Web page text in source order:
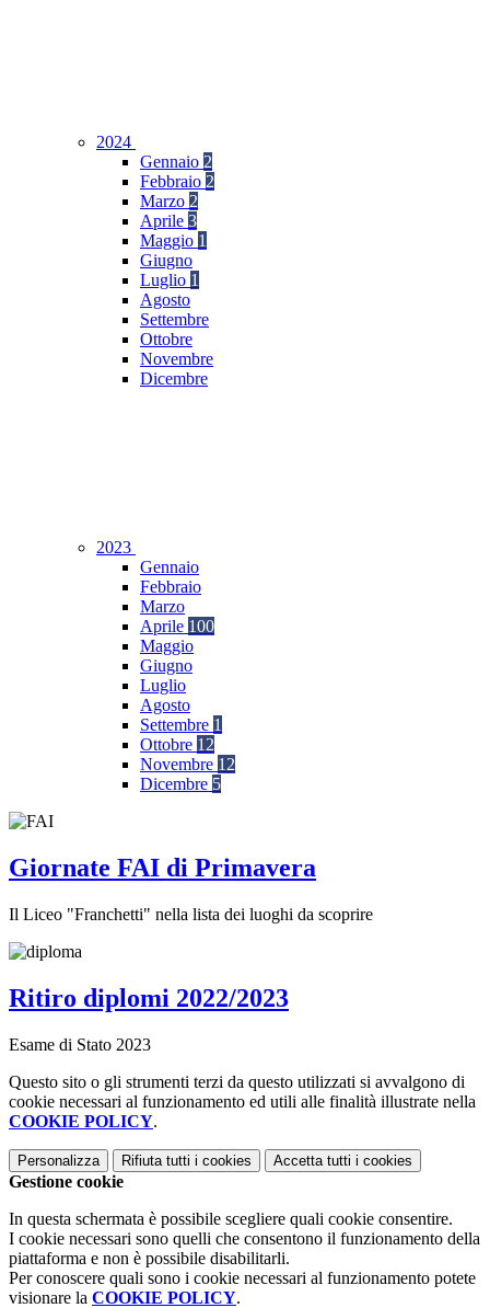
2024
Gennaio 2
Febbraio 2
Marzo 2
Aprile 3
Maggio 1
Giugno
Luglio 1
Agosto
Settembre
Ottobre
Novembre
Dicembre
2023
Gennaio
Febbraio
Marzo
Aprile 100
Maggio
Giugno
Luglio
Agosto
Settembre 1
Ottobre 12
Novembre 12
Dicembre 5
Giornate FAI di Primavera
Il Liceo "Franchetti" nella lista dei luoghi da scoprire
Ritiro diplomi 2022/2023
Esame di Stato 2023
Questo sito o gli strumenti terzi da questo utilizzati si avvalgono di
cookie necessari al funzionamento ed utili alle finalità illustrate nella
COOKIE POLICY.
Personalizza Rifiuta tutti i cookies Accetta tutti i cookies
Gestione cookie
In questa schermata è possibile scegliere quali cookie consentire.
I cookie necessari sono quelli che consentono il funzionamento della
piattaforma e non è possibile disabilitarli.
Per conoscere quali sono i cookie necessari al funzionamento potete
visionare la COOKIE POLICY.